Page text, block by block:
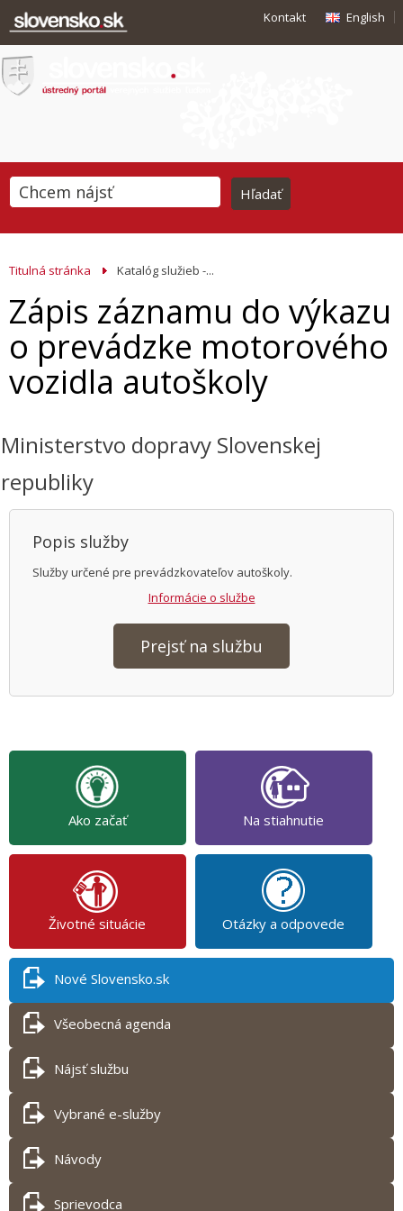
Kontakt English
Titulná stránka Katalóg služieb -...
Zápis záznamu do výkazu
o prevádzke motorového
vozidla autoškoly
Ministerstvo dopravy Slovenskej
republiky
Popis služby
Služby určené pre prevádzkovateľov autoškoly.
Informácie o službe
Prejsť na službu
Ako začať Na stiahnutie
Životné situácie Otázky a odpovede
Nové Slovensko.sk
Všeobecná agenda
Nájsť službu
Vybrané e-služby
Návody
Sprievodca